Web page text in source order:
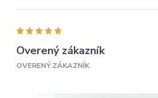
Overený zákazník
OVERENÝ ZÁKAZNÍK